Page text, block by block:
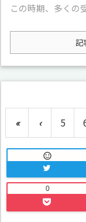
この時期、多くの
記
« ‹ 5

0